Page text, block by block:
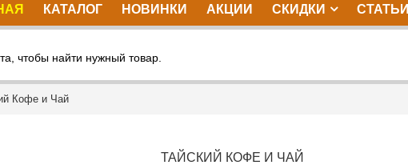
КАТАЛОГ НОВИНКИ АКЦИИ СКИДКИ СТАТЬИ
чтобы найти нужный товар.
Кофе и Чай
ТАЙСКИЙ КОФЕ И ЧАЙ